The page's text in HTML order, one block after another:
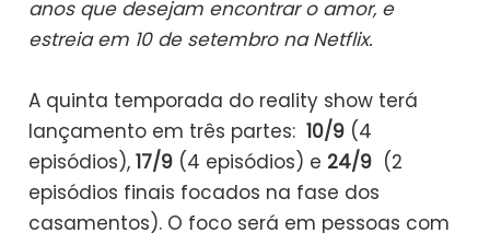
anos que desejam encontrar o amor, e
estreia em 10 de setembro na Netflix.
A quinta temporada do reality show terá
lançamento em três partes:10/9 (4
episódios),17/9 (4 episódios) e 24/9 (2
episódios finais focados na fase dos
casamentos). O foco será em pessoas com